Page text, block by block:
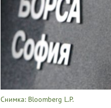
Снимка: Bloomberg L.P.